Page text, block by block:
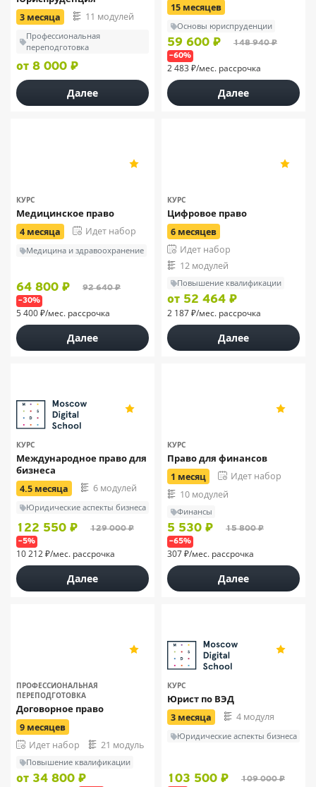
3 месяца 11 модулей
Профессиональная
переподготовка
от 8 000 ₽
Далее
15 месяцев
Основы юриспруденции
59 600 ₽ 148 940 ₽
–60%
2 483 ₽/мес. рассрочка
Далее
КУРС
Медицинское право
4 месяца Идет набор
Медицина и здравоохранение
64 800 ₽ 92 640 ₽
–30%
5 400 ₽/мес. рассрочка
Далее
КУРС
Цифровое право
6 месяцев
Идет набор
12 модулей
Повышение квалификации
от 52 464 ₽
2 187 ₽/мес. рассрочка
Далее
КУРС
Международное право для
бизнеса
4.5 месяца 6 модулей
Юридические аспекты бизнеса
122 550 ₽ 129 000 ₽
–5%
10 212 ₽/мес. рассрочка
Далее
КУРС
Право для финансов
1 месяц
Идет набор
10 модулей
Финансы
5 530 ₽ 15 800 ₽
–65%
307 ₽/мес. рассрочка
Далее
ПРОФЕССИОНАЛЬНАЯ
ПЕРЕПОДГОТОВКА
Договорное право
9 месяцев
Идет набор
21 модуль
Повышение квалификации
от 34 800 ₽
КУРС
Юрист по ВЭД
3 месяца 4 модуля
Юридические аспекты бизнеса
103 500 ₽ 109 000 ₽